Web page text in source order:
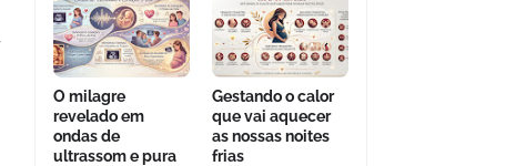
O milagre
revelado em
ondas de
ultrassom e pura
Gestando o calor
que vai aquecer
as nossas noites
frias